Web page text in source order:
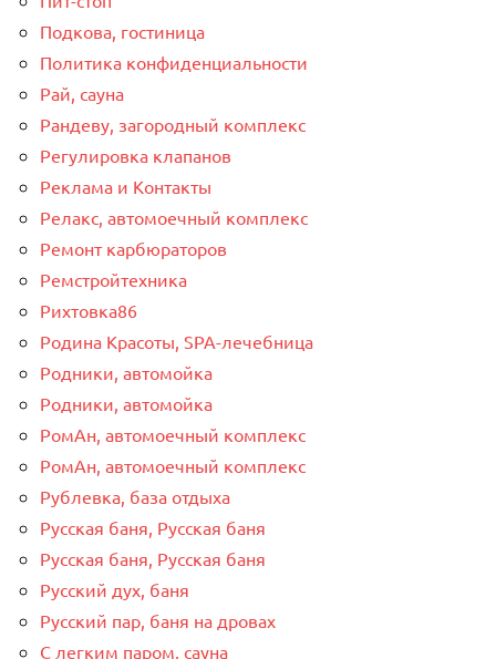
Подкова, гостиница
Политика конфиденциальности
Рай, сауна
Рандеву, загородный комплекс
Регулировка клапанов
Реклама и Контакты
Релакс, автомоечный комплекс
Ремонт карбюраторов
Ремстройтехника
Рихтовка86
Родина Красоты, SPA-лечебница
Родники, автомойка
Родники, автомойка
РомАн, автомоечный комплекс
РомАн, автомоечный комплекс
Рублевка, база отдыха
Русская баня, Русская баня
Русская баня, Русская баня
Русский дух, баня
Русский пар, баня на дровах
С легким паром, сауна